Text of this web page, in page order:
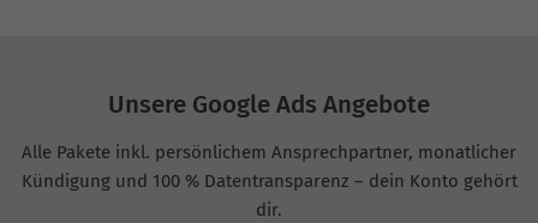
Unsere Google Ads Angebote
Alle Pakete inkl. persönlichem Ansprechpartner, monatlicher
Kündigung und 100 % Datentransparenz – dein Konto gehört
dir.